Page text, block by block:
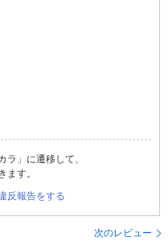
ラ」に遷移して、
ます。
反報告をする
次のレビュー